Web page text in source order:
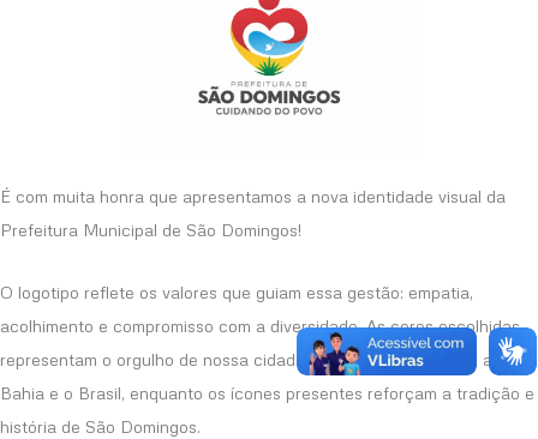
É com muita honra que apresentamos a nova identidade visual da
Prefeitura Municipal de São Domingos!
O logotipo reflete os valores que guiam essa gestão: empatia,
acolhimento e compromisso com a diversidade. As cores escolhidas
representam o orgulho de nossa cidade e nossa conexão com a
Bahia e o Brasil, enquanto os ícones presentes reforçam a tradição e
história de São Domingos.